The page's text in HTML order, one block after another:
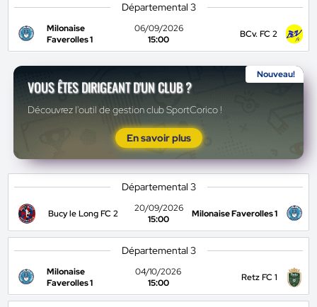
Départemental 3
Milonaise
Faverolles 1
06/09/2026
15:00
BCv. FC 2
Nouveau!
VOUS ÊTES DIRIGEANT D'UN CLUB ?
Découvrez l'outil de gestion club SportCorico !
En savoir plus
Départemental 3
Bucy le Long FC 2
20/09/2026
15:00
Milonaise Faverolles 1
Départemental 3
Milonaise
Faverolles 1
04/10/2026
15:00
Retz FC 1